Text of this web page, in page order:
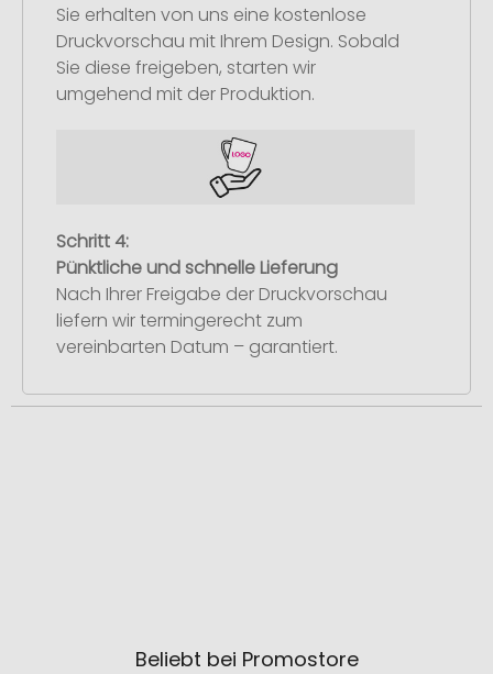
Sie erhalten von uns eine kostenlose
Druckvorschau mit Ihrem Design. Sobald
Sie diese freigeben, starten wir
umgehend mit der Produktion.
Schritt 4:
Pünktliche und schnelle Lieferung
Nach Ihrer Freigabe der Druckvorschau
liefern wir termingerecht zum
vereinbarten Datum – garantiert.
Beliebt bei Promostore